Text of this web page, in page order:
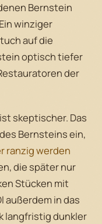
Bernstein
winziger
auf die
optisch tiefer
der
skeptischer. Das
Bernsteins ein,
ranzig werden
die später nur
Stücken mit
außerdem in das
langfristig dunkler